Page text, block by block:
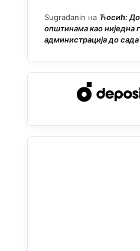
Sugrađanin на Ћосић:
општинама као ниједна
администрација до сада